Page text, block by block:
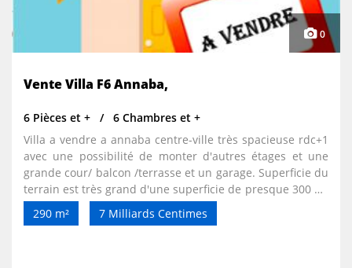
0
Vente Villa F6 Annaba,
6 Pièces et +
6 Chambres et +
Villa a vendre a annaba centre-ville très spacieuse rdc+1
avec une possibilité de monter d'autres étages et une
grande cour/ balcon /terrasse et un garage. Superficie du
terrain est très grand d'une superficie de presque 300 m²
. Contact. 00213655873688./00213668305535.
290 m² 7 Milliards Centimes